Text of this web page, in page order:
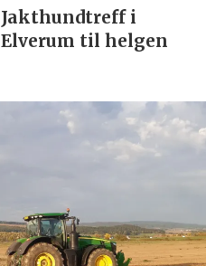
Jakthundtreff i
Elverum til helgen